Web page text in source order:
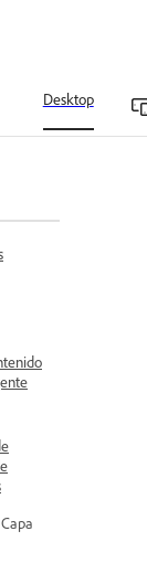
Desktop
de